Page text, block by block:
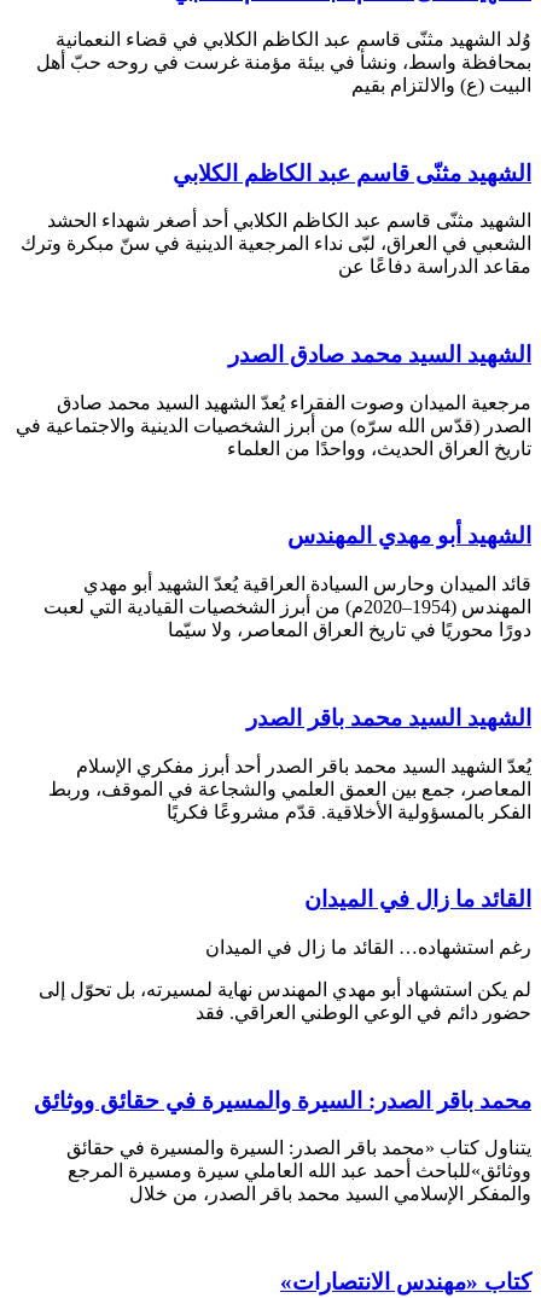
وُلد الشهيد مثنّى قاسم عبد الكاظم الكلابي في قضاء النعمانية
بمحافظة واسط، ونشأ في بيئة مؤمنة غرست في روحه حبّ أهل
البيت (ع) والالتزام بقيم
الشهيد مثنّى قاسم عبد الكاظم الكلابي
الشهيد مثنّى قاسم عبد الكاظم الكلابي أحد أصغر شهداء الحشد
الشعبي في العراق، لبّى نداء المرجعية الدينية في سنّ مبكرة وترك
مقاعد الدراسة دفاعًا عن
الشهيد السيد محمد صادق الصدر
مرجعية الميدان وصوت الفقراء يُعدّ الشهيد السيد محمد صادق
الصدر (قدّس الله سرّه) من أبرز الشخصيات الدينية والاجتماعية في
تاريخ العراق الحديث، وواحدًا من العلماء
الشهيد أبو مهدي المهندس
قائد الميدان وحارس السيادة العراقية يُعدّ الشهيد أبو مهدي
المهندس (1954–2020م) من أبرز الشخصيات القيادية التي لعبت
دورًا محوريًا في تاريخ العراق المعاصر، ولا سيّما
الشهيد السيد محمد باقر الصدر
يُعدّ الشهيد السيد محمد باقر الصدر أحد أبرز مفكري الإسلام
المعاصر، جمع بين العمق العلمي والشجاعة في الموقف، وربط
الفكر بالمسؤولية الأخلاقية. قدّم مشروعًا فكريًا
القائد ما زال في الميدان
رغم استشهاده… القائد ما زال في الميدان
لم يكن استشهاد أبو مهدي المهندس نهاية لمسيرته، بل تحوّل إلى
حضور دائم في الوعي الوطني العراقي. فقد
محمد باقر الصدر: السيرة والمسيرة في حقائق ووثائق
يتناول كتاب «محمد باقر الصدر: السيرة والمسيرة في حقائق
ووثائق»للباحث أحمد عبد الله العاملي سيرة ومسيرة المرجع
والمفكر الإسلامي السيد محمد باقر الصدر، من خلال
كتاب «مهندس الانتصارات»